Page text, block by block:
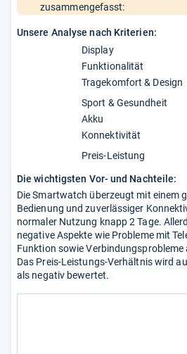
zusammengefasst:
Unsere Analyse nach Kriterien:
Display
Funktionalität
Tragekomfort & Design
Sport & Gesundheit
Akku
Konnektivität
Preis-Leistung
Die wichtigsten Vor- und Nachteile:
Die Smartwatch überzeugt mit einem
Bedienung und zuverlässiger
normaler Nutzung knapp 2 Tage.
negative Aspekte wie Probleme mit
Funktion sowie Verbindungsprobleme
Das Preis-Leistungs-Verhältnis wird
als negativ bewertet.